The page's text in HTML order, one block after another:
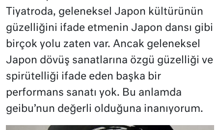
Tiyatroda, geleneksel Japon kültürünün
güzelliğini ifade etmenin Japon dansı gibi
birçok yolu zaten var. Ancak geleneksel
Japon dövüş sanatlarına özgü güzelliği ve
spirütelliği ifade eden başka bir
performans sanatı yok. Bu anlamda
geibu’nun değerli olduğuna inanıyorum.